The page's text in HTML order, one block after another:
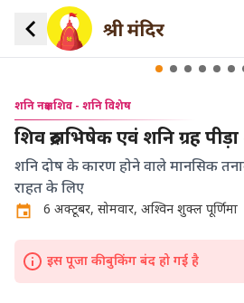
शनि नक्षत्र शिव - शनि विशेष
शिव रुद्राभिषेक एवं शनि ग्रह
शनि दोष के कारण होने वाले मानसिक
राहत के लिए
6 अक्टूबर, सोमवार, अश्विन शुक्ल पूर्णिमा
इस पूजा की बुकिंग बंद हो गई है